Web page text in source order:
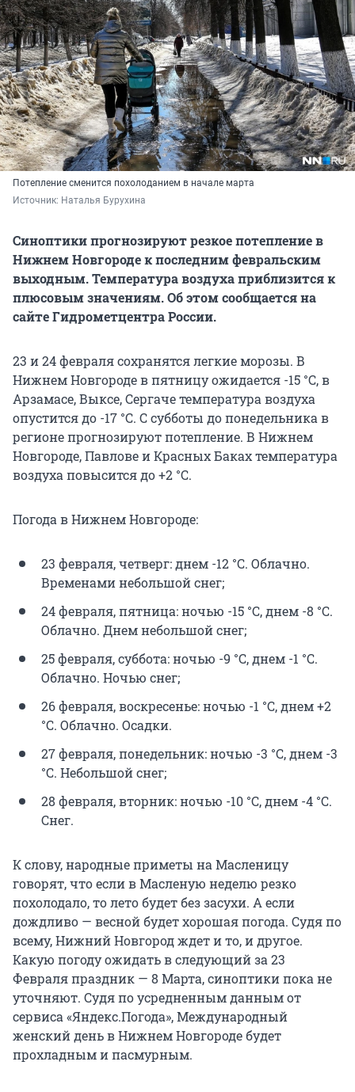
Потепление сменится похолоданием в начале марта
Источник: Наталья Бурухина
Синоптики прогнозируют резкое потепление в
Нижнем Новгороде к последним февральским
выходным. Температура воздуха приблизится к
плюсовым значениям. Об этом сообщается на
сайте Гидрометцентра России.
23 и 24 февраля сохранятся легкие морозы. В
Нижнем Новгороде в пятницу ожидается -15 °C, в
Арзамасе, Выксе, Сергаче температура воздуха
опустится до -17 °C. С субботы до понедельника в
регионе прогнозируют потепление. В Нижнем
Новгороде, Павлове и Красных Баках температура
воздуха повысится до +2 °C.
Погода в Нижнем Новгороде:
23 февраля, четверг: днем -12 °C. Облачно.
Временами небольшой снег;
24 февраля, пятница: ночью -15 °C, днем -8 °C.
Облачно. Днем небольшой снег;
25 февраля, суббота: ночью -9 °C, днем -1 °C.
Облачно. Ночью снег;
26 февраля, воскресенье: ночью -1 °C, днем +2
°C. Облачно. Осадки.
27 февраля, понедельник: ночью -3 °C, днем -3
°C. Небольшой снег;
28 февраля, вторник: ночью -10 °C, днем -4 °C.
Снег.
К слову, народные приметы на Масленицу
говорят, что если в Масленую неделю резко
похолодало, то лето будет без засухи. А если
дождливо — весной будет хорошая погода. Судя по
всему, Нижний Новгород ждет и то, и другое.
Какую погоду ожидать в следующий за 23
Февраля праздник — 8 Марта, синоптики пока не
уточняют. Судя по усредненным данным от
сервиса «Яндекс.Погода», Международный
женский день в Нижнем Новгороде будет
прохладным и пасмурным.